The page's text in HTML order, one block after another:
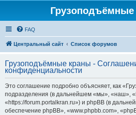
FAQ
Центральный сайт Список форумов
Грузоподъёмные краны -
конфиденциальности
Это соглашение подробно объясняет, как
подразделения (в дальнейшем «мы», «наш»,
«https://forum.portalkran.ru») и phpBB (в
обеспечение phpBB», «www.phpbb.com»,